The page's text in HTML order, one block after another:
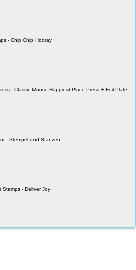
- Chip Chip Hooray
- Classic Mouse Happiest Place Press + Foil Plate
- Stempel und Stanzen
Stamps - Deliver Joy